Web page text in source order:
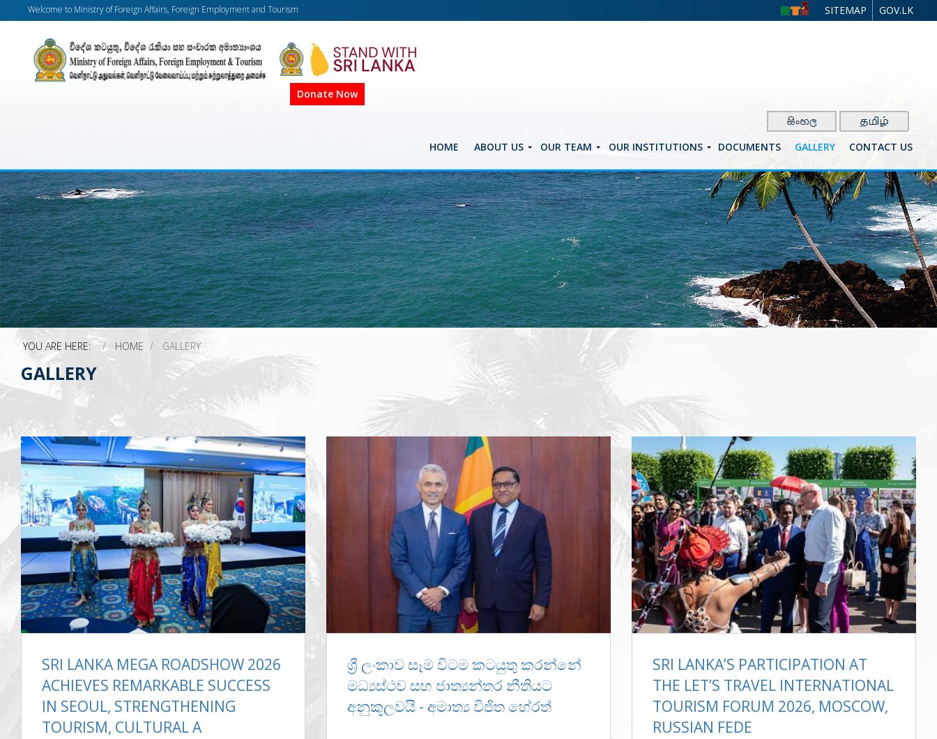
Welcome to Ministry of Foreign Affairs, Foreign Employment and Tourism SITEMAP GOV.LK
Donate Now
HOME ABOUT US OUR TEAM OUR INSTITUTIONS DOCUMENTS GALLERY CONTACT US
YOU ARE HERE: HOME GALLERY
GALLERY
SRI LANKA MEGA ROADSHOW 2026
ACHIEVES REMARKABLE SUCCESS
IN SEOUL, STRENGTHENING
TOURISM, CULTURAL A
ශ්‍රී ලංකාව සෑම විටම කටයුතු කරන්නේ
මධ්‍යස්ථව සහ ජාත්‍යන්තර නීතියට
අනුකූලවයි - අමාත්‍ය විජිත හේරත්
SRI LANKA’S PARTICIPATION AT
THE LET’S TRAVEL INTERNATIONAL
TOURISM FORUM 2026, MOSCOW,
RUSSIAN FEDE